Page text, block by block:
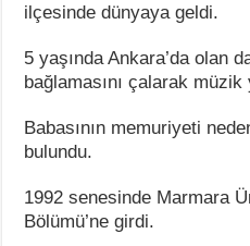
ilçesinde dünyaya geldi.
5 yaşında Ankara’da olan
bağlamasını çalarak müzik
Babasının memuriyeti
bulundu.
1992 senesinde Marmara
Bölümü’ne girdi.